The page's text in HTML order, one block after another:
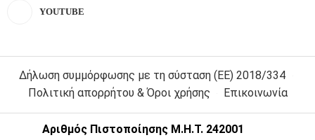
YOUTUBE
Δήλωση συμμόρφωσης με τη σύσταση (ΕΕ) 2018/334
Πολιτική απορρήτου & Όροι χρήσης
Επικοινωνία
Αριθμός Πιστοποίησης Μ.Η.Τ. 242001